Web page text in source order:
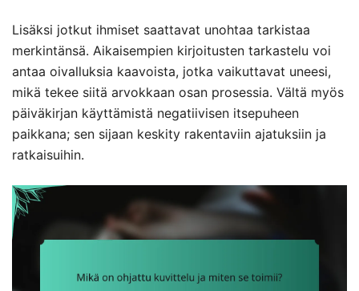
Lisäksi jotkut ihmiset saattavat unohtaa tarkistaa
merkintänsä. Aikaisempien kirjoitusten tarkastelu voi
antaa oivalluksia kaavoista, jotka vaikuttavat uneesi,
mikä tekee siitä arvokkaan osan prosessia. Vältä myös
päiväkirjan käyttämistä negatiivisen itsepuheen
paikkana; sen sijaan keskity rakentaviin ajatuksiin ja
ratkaisuihin.